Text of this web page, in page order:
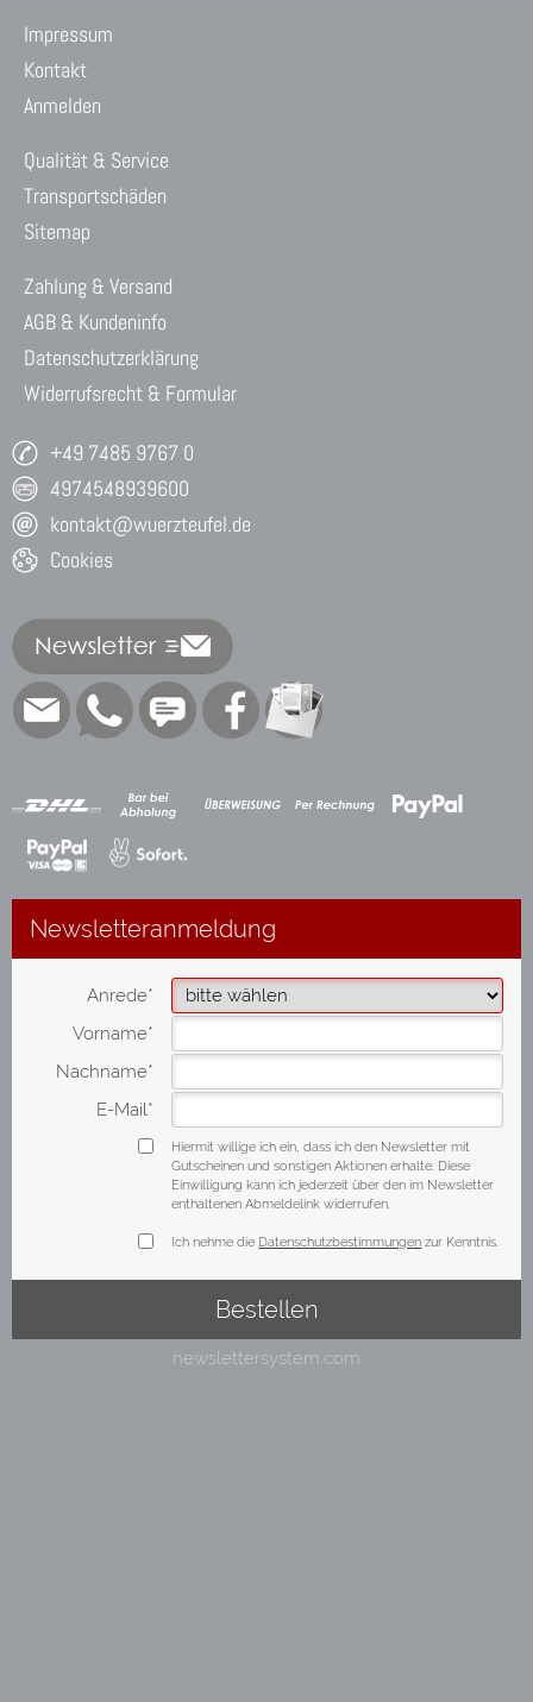
Impressum
Kontakt
Anmelden
Qualität & Service
Transportschäden
Sitemap
Zahlung & Versand
AGB & Kundeninfo
Datenschutzerklärung
Widerrufsrecht & Formular
+49 7485 9767 0
4974548939600
kontakt@wuerzteufel.de
Cookies